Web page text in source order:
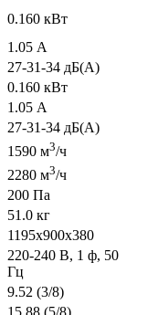
0.160 кВт
1.05 А
27-31-34 дБ(А)
0.160 кВт
1.05 А
27-31-34 дБ(А)
1590 м3/ч
2280 м3/ч
200 Па
51.0 кг
1195x900x380
220-240 В, 1 ф, 50
Гц
9.52 (3/8)
15.88 (5/8)